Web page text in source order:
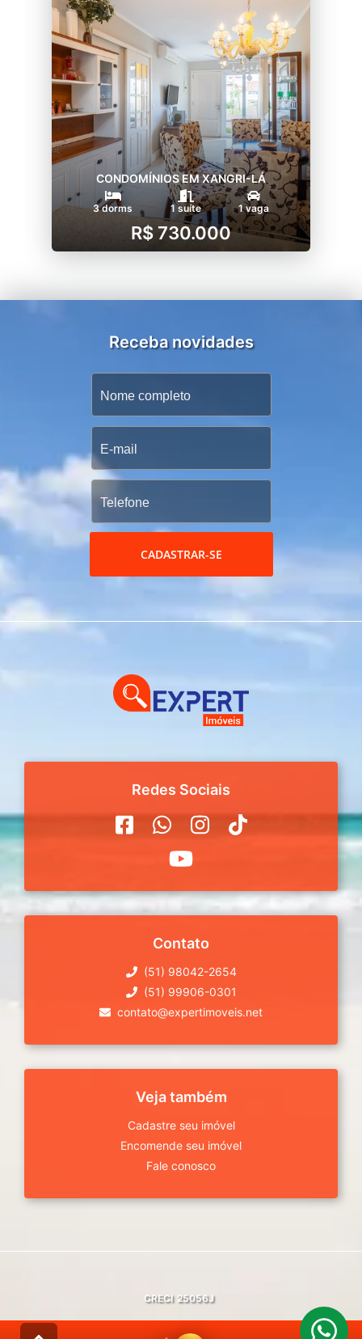
CONDOMÍNIOS EM XANGRI-LÁ
3 dorms 1 suíte 1 vaga
R$ 730.000
Receba novidades
CADASTRAR-SE
Redes Sociais
Contato
(51) 98042-2654
(51) 99906-0301
contato@expertimoveis.net
Veja também
Cadastre seu imóvel
Encomende seu imóvel
Fale conosco
CRECI 25056J